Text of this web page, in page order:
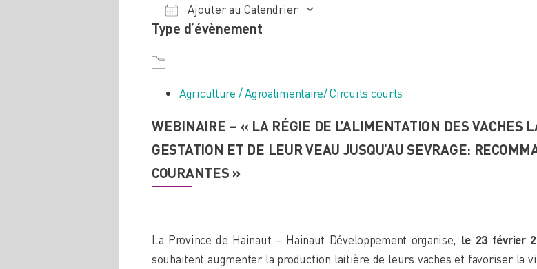
Ajouter au Calendrier
Télécharger ICS
Calendrier Google
iCalendar
Type d’évènement
Agriculture / Agroalimentaire/ Circuits courts
WEBINAIRE – « LA RÉGIE DE L’ALIMENTATION DES VACHES
GESTATION ET DE LEUR VEAU JUSQU’AU SEVRAGE:
COURANTES »
La Province de Hainaut – Hainaut Développement organise, le 23 février
souhaitent augmenter la production laitière de leurs vaches et favoriser la